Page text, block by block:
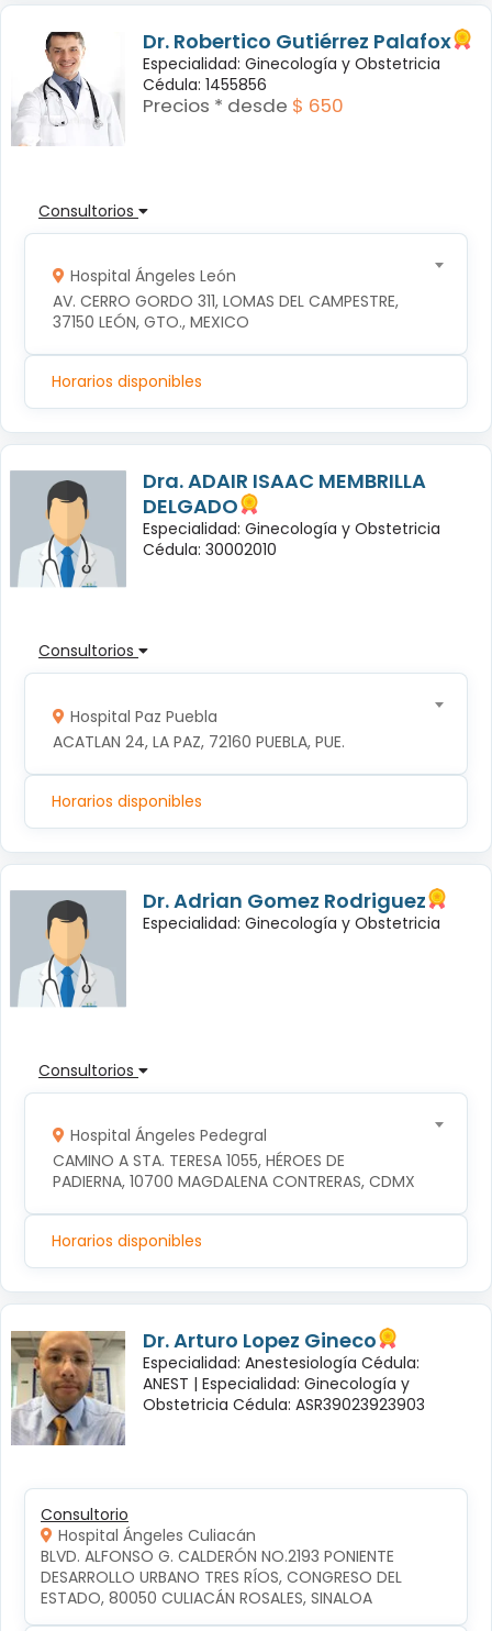
Dr. Robertico Gutiérrez Palafox
Especialidad: Ginecología y Obstetricia
Cédula: 1455856
Precios * desde $ 650
Consultorios
Hospital Ángeles León
AV. CERRO GORDO 311, LOMAS DEL CAMPESTRE,
37150 LEÓN, GTO., MEXICO
Horarios disponibles
Dra. ADAIR ISAAC MEMBRILLA
DELGADO
Especialidad: Ginecología y Obstetricia
Cédula: 30002010
Consultorios
Hospital Paz Puebla
ACATLAN 24, LA PAZ, 72160 PUEBLA, PUE.
Horarios disponibles
Dr. Adrian Gomez Rodriguez
Especialidad: Ginecología y Obstetricia
Consultorios
Hospital Ángeles Pedegral
CAMINO A STA. TERESA 1055, HÉROES DE
PADIERNA, 10700 MAGDALENA CONTRERAS, CDMX
Horarios disponibles
Dr. Arturo Lopez Gineco
Especialidad: Anestesiología Cédula:
ANEST | Especialidad: Ginecología y
Obstetricia Cédula: ASR39023923903
Consultorio
Hospital Ángeles Culiacán
BLVD. ALFONSO G. CALDERÓN NO.2193 PONIENTE
DESARROLLO URBANO TRES RÍOS, CONGRESO DEL
ESTADO, 80050 CULIACÁN ROSALES, SINALOA